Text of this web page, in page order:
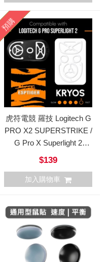
預購
虎符電競 羅技 Logitech G
PRO X2 SUPERSTRIKE /
G Pro X Superlight 2
(GPWX2) 系列鼠貼
$139
加入購物車